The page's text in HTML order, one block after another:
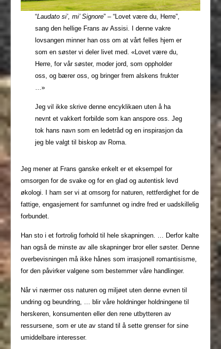
“Laudato si’, mi’ Signore” – “Lovet være du, Herre”,
sang den hellige Frans av Assisi. I denne vakre
lovsangen minner han oss om at vårt felles hjem er
som en søster vi deler livet med. «Lovet være du,
Herre, for vår søster, moder jord, som oppholder
oss, og bærer oss, og bringer frem alskens frukter
…»
Jeg vil ikke skrive denne encyklikaen uten å ha
nevnt et vakkert forbilde som kan anspore oss. Jeg
tok hans navn som en ledetråd og en inspirasjon da
jeg ble valgt til biskop av Roma.
Jeg mener at Frans ganske enkelt er et eksempel for
omsorgen for de svake og for en glad og autentisk levd
økologi. I ham ser vi at omsorg for naturen, rettferdighet for de
fattige, engasjement for samfunnet og indre fred er uadskillelig
forbundet.
Han sto i et fortrolig forhold til hele skapningen. … Derfor kalte
han også de minste av alle skapninger bror eller søster. Denne
overbevisningen må ikke hånes som irrasjonell romantisisme,
for den påvirker valgene som bestemmer våre handlinger.
Når vi nærmer oss naturen og miljøet uten denne evnen til
undring og beundring, … blir våre holdninger holdningene til
herskeren, konsumenten eller den rene utbytteren av
ressursene, som er ute av stand til å sette grenser for sine
umiddelbare interesser.